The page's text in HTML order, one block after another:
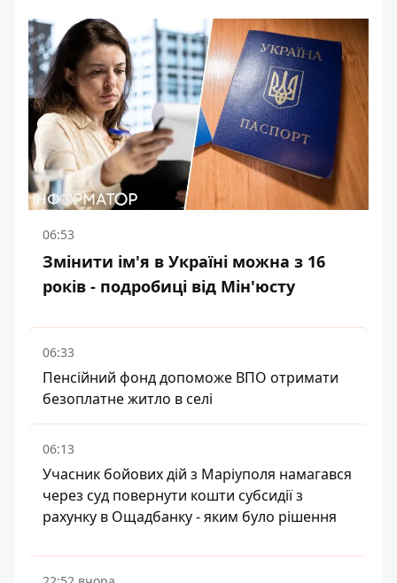
06:53
Змінити ім'я в Україні можна з 16
років - подробиці від Мін'юсту
06:33
Пенсійний фонд допоможе ВПО отримати
безоплатне житло в селі
06:13
Учасник бойових дій з Маріуполя намагався
через суд повернути кошти субсидії з
рахунку в Ощадбанку - яким було рішення